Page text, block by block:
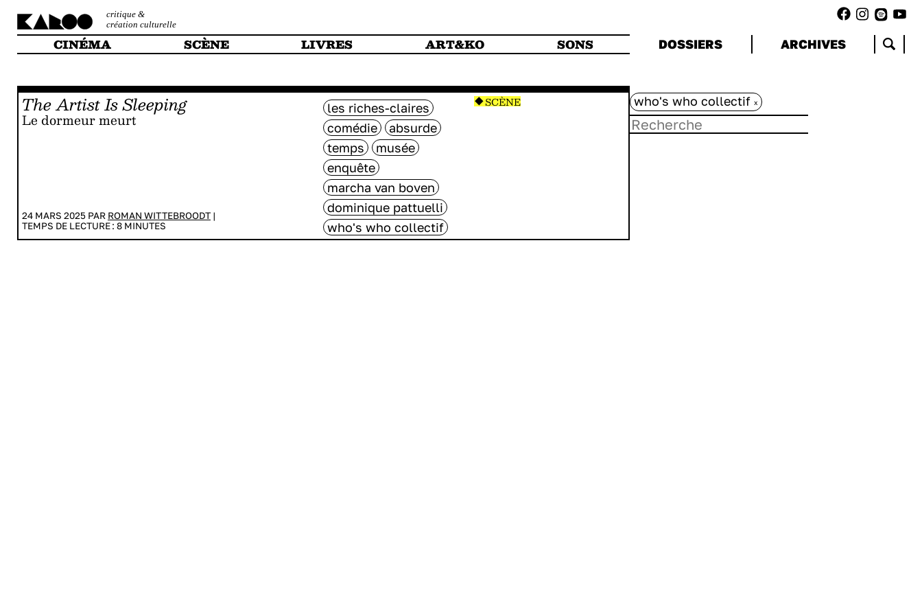
critique &
création culturelle
CINÉMA SCÈNE LIVRES ART&KO SONS DOSSIERS ARCHIVES
The Artist Is Sleeping
Le dormeur meurt
24 MARS 2025 PAR ROMAN WITTEBROODT |
TEMPS DE LECTURE : 8 MINUTES
les riches-claires
comédie
absurde
temps
musée
enquête
marcha van boven
dominique pattuelli
who's who collectif
SCÈNE who's who collectif x